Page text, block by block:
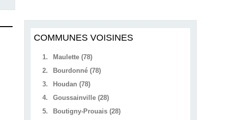
COMMUNES VOISINES
1.
Maulette (78)
2.
Bourdonné (78)
3.
Houdan (78)
4.
Goussainville (28)
5.
Boutigny-Prouais (28)